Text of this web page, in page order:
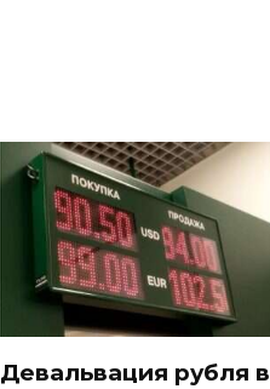
Девальвация рубля в